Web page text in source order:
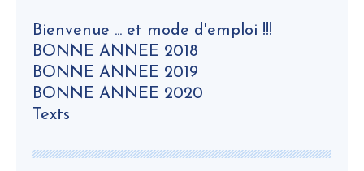
Bienvenue ... et mode d'emploi !!!
BONNE ANNEE 2018
BONNE ANNEE 2019
BONNE ANNEE 2020
Texts